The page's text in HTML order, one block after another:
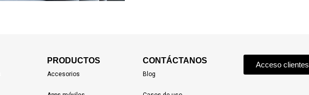
PRODUCTOS
Accesorios
CONTÁCTANOS
Blog
Acceso clientes